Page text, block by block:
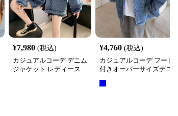
¥7,980 (税込)
カジュアルコーデ デニム
ジャケット レディース
¥4,760 (税込)
カジュアルコーデ フード
付きオーバーサイズデニ